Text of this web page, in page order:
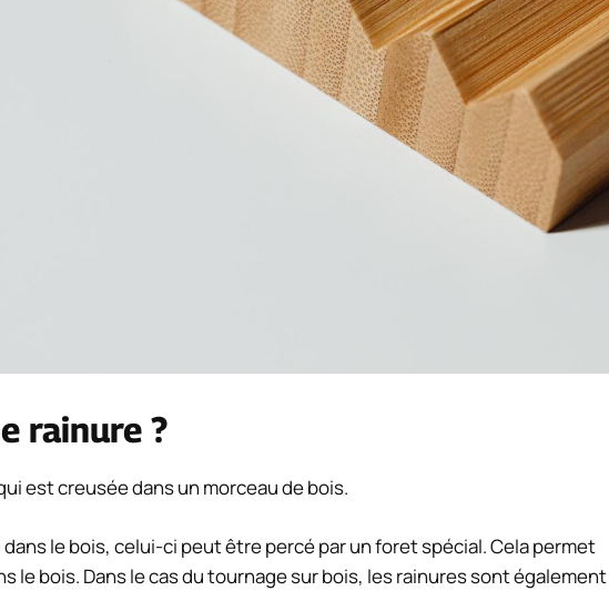
rainure ?
est creusée dans un morceau de bois.
le bois, celui-ci peut être percé par un foret spécial. Cela permet
le bois. Dans le cas du tournage sur bois, les rainures sont également